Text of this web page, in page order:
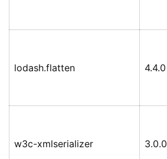
lodash.flatten 4.4.0
w3c-xmlserializer 3.0.0